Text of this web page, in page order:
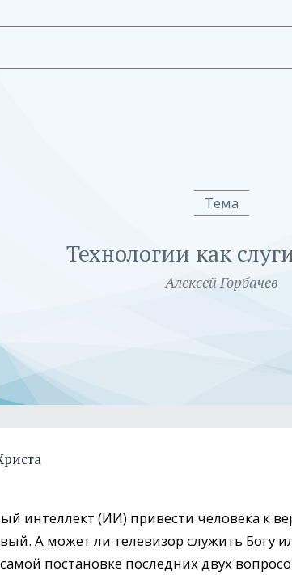
Тема
Технологии как
Алексей Горбачев
интеллект (ИИ) привести человека к
А может ли телевизор служить Богу
постановке последних двух